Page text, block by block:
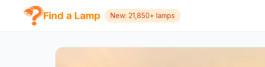
Find a Lamp New: 21,850+ lamps